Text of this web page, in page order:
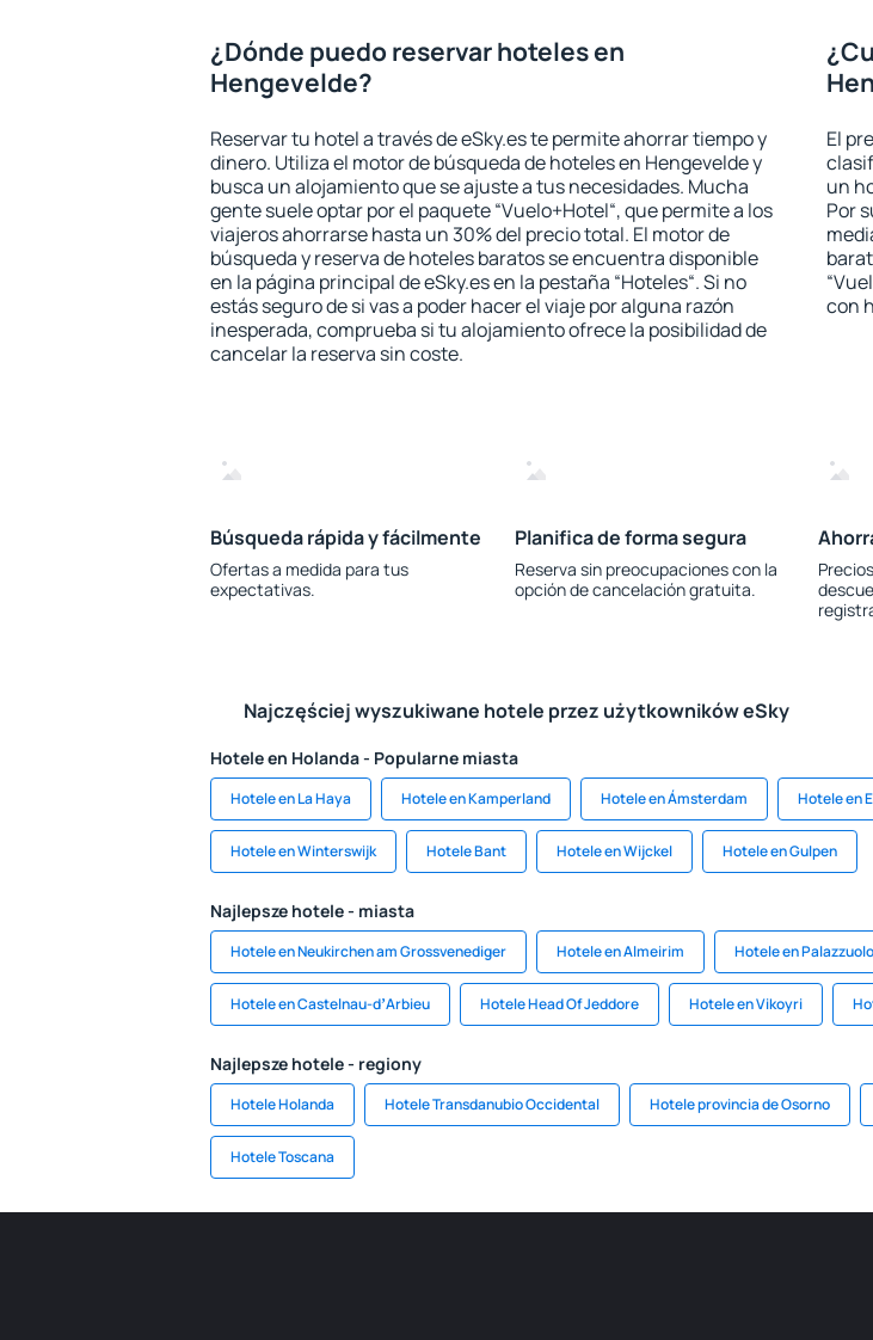
¿Dónde puedo reservar hoteles en
Hengevelde?
Reservar tu hotel a través de eSky.es te permite ahorrar tiempo y
dinero. Utiliza el motor de búsqueda de hoteles en Hengevelde y
busca un alojamiento que se ajuste a tus necesidades. Mucha
gente suele optar por el paquete “Vuelo+Hotel“, que permite a los
viajeros ahorrarse hasta un 30% del precio total. El motor de
búsqueda y reserva de hoteles baratos se encuentra disponible
en la página principal de eSky.es en la pestaña “Hoteles“. Si no
estás seguro de si vas a poder hacer el viaje por alguna razón
inesperada, comprueba si tu alojamiento ofrece la posibilidad de
cancelar la reserva sin coste.
El
un
Por
con
Búsqueda rápida y fácilmente
Ofertas a medida para tus
expectativas.
Planifica de forma segura
Reserva sin preocupaciones con la
opción de cancelación gratuita.
Najczęściej wyszukiwane hotele przez użytkowników eSky
Hotele en Holanda - Popularne miasta
Hotele en La Haya Hotele en Kamperland Hotele en Ámsterdam Hotele en
Hotele en Winterswijk Hotele Bant Hotele en Wijckel Hotele en Gulpen
Najlepsze hotele - miasta
Hotele en Neukirchen am Grossvenediger Hotele en Almeirim Hotele en
Hotele en Castelnau-dʼArbieu Hotele Head Of Jeddore Hotele en Vikoyri
Najlepsze hotele - regiony
Hotele Holanda Hotele Transdanubio Occidental Hotele provincia de Osorno
Hotele Toscana